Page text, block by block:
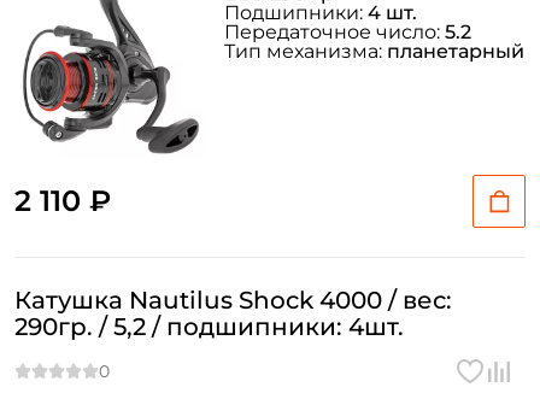
2 110 ₽
Подшипники: 4 шт.
Передаточное число: 5.2
Тип механизма: планетарный
Катушка Nautilus Shock 4000 / вес:
290гр. / 5,2 / подшипники: 4шт.